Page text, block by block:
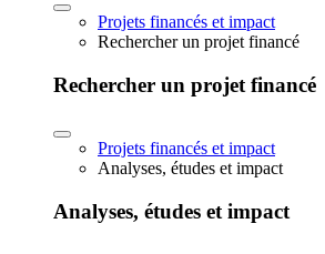
Projets financés et impact
Rechercher un projet financé
Rechercher un projet financé
Projets financés et impact
Analyses, études et impact
Analyses, études et impact